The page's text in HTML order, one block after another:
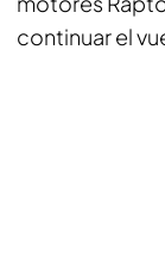
continuar el